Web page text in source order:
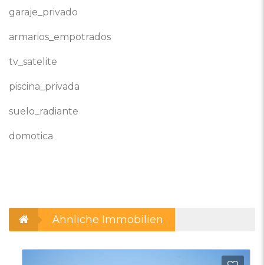
garaje_privado
armarios_empotrados
tv_satelite
piscina_privada
suelo_radiante
domotica
Ähnliche Immobilien